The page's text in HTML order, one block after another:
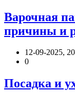
Варочная
причины и
12-09-2025,
0
Посадка и